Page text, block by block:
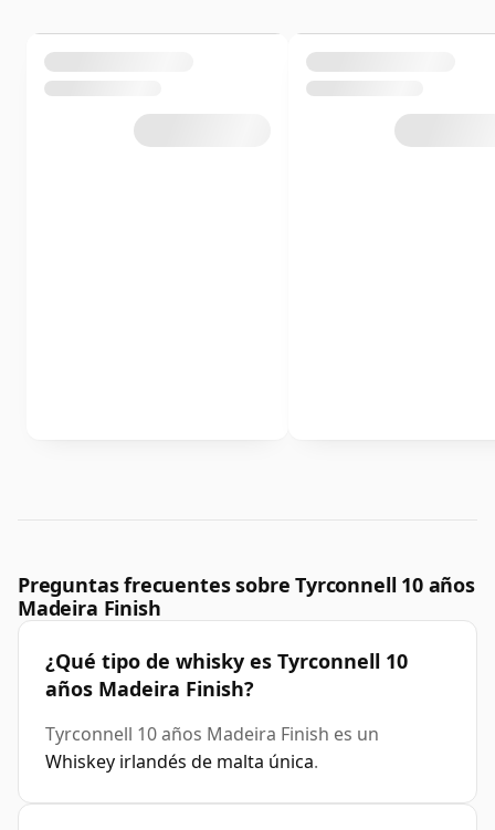
Preguntas frecuentes sobre Tyrconnell 10 años
Madeira Finish
¿Qué tipo de whisky es Tyrconnell 10
años Madeira Finish?
Tyrconnell 10 años Madeira Finish es un
Whiskey irlandés de malta única.